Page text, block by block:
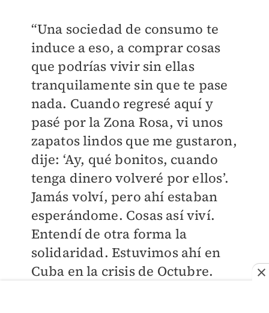
“Una sociedad de consumo te
induce a eso, a comprar cosas
que podrías vivir sin ellas
tranquilamente sin que te pase
nada. Cuando regresé aquí y
pasé por la Zona Rosa, vi unos
zapatos lindos que me gustaron,
dije: ‘Ay, qué bonitos, cuando
tenga dinero volveré por ellos’.
Jamás volví, pero ahí estaban
esperándome. Cosas así viví.
Entendí de otra forma la
solidaridad. Estuvimos ahí en
Cuba en la crisis de Octubre.